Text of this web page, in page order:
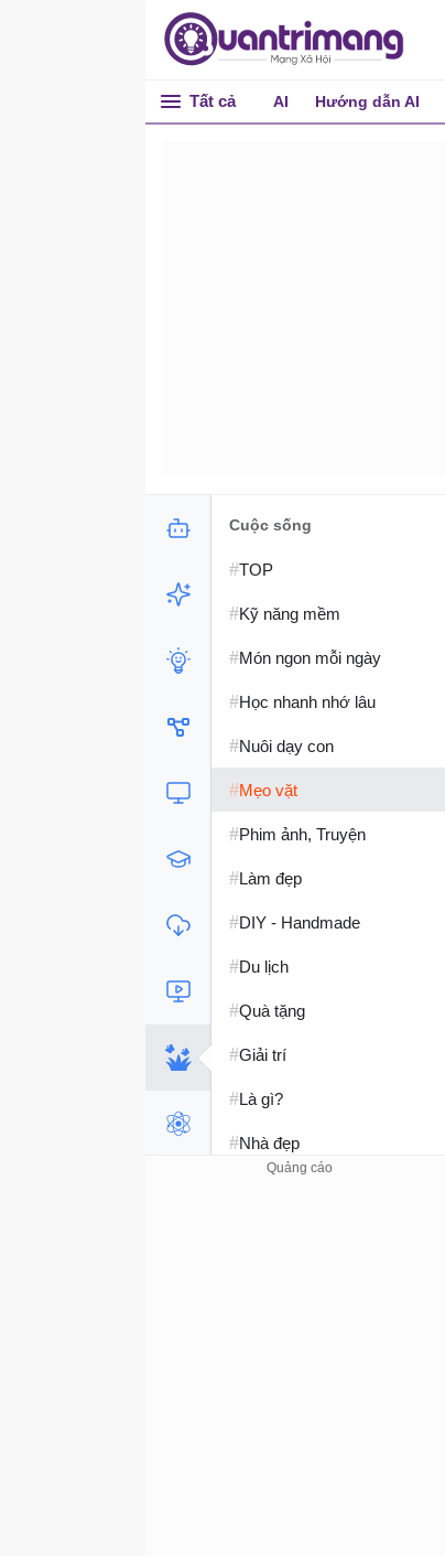
Tất cả AI Hướng dẫn AI
Cuộc sống
#TOP
#Kỹ năng mềm
#Món ngon mỗi ngày
#Học nhanh nhớ lâu
#Nuôi dạy con
#Mẹo vặt
#Phim ảnh, Truyện
#Làm đẹp
#DIY - Handmade
#Du lịch
#Quà tặng
#Giải trí
#Là gì?
#Nhà đẹp